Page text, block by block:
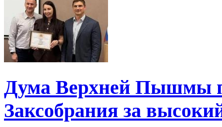
Дума Верхней Пышмы
Заксобрания за